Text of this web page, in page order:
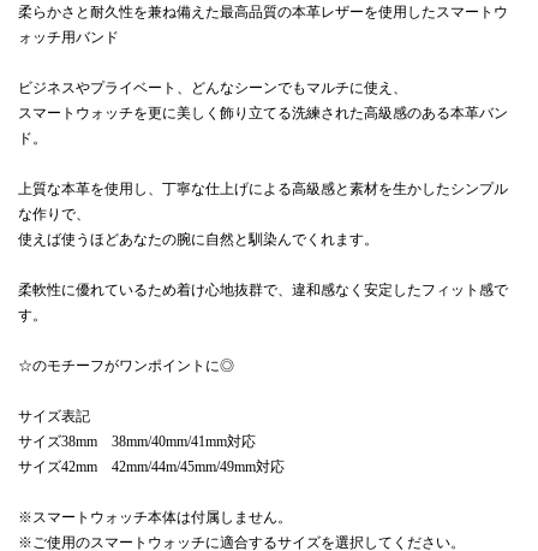
柔らかさと耐久性を兼ね備えた最高品質の本革レザーを使用したスマートウ
ォッチ用バンド
ビジネスやプライベート、どんなシーンでもマルチに使え、
スマートウォッチを更に美しく飾り立てる洗練された高級感のある本革バン
ド。
上質な本革を使用し、丁寧な仕上げによる高級感と素材を生かしたシンプル
な作りで、
使えば使うほどあなたの腕に自然と馴染んでくれます。
柔軟性に優れているため着け心地抜群で、違和感なく安定したフィット感で
す。
☆のモチーフがワンポイントに◎
サイズ表記
サイズ38mm 38mm/40mm/41mm対応
サイズ42mm 42mm/44m/45mm/49mm対応
※スマートウォッチ本体は付属しません。
※ご使用のスマートウォッチに適合するサイズを選択してください。